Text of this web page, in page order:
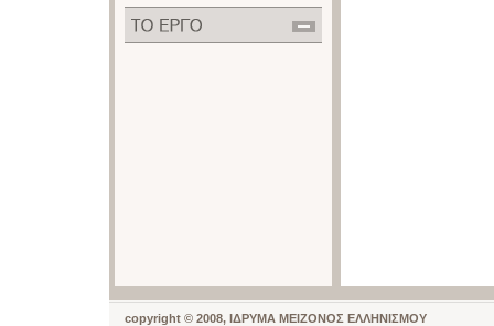
copyright © 2008, ΙΔΡΥΜΑ ΜΕΙΖΟΝΟΣ ΕΛΛΗΝΙΣΜΟΥ